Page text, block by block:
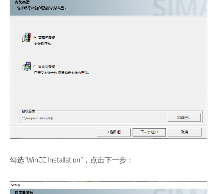
勾选“WinCC Installation”，点击下一步：